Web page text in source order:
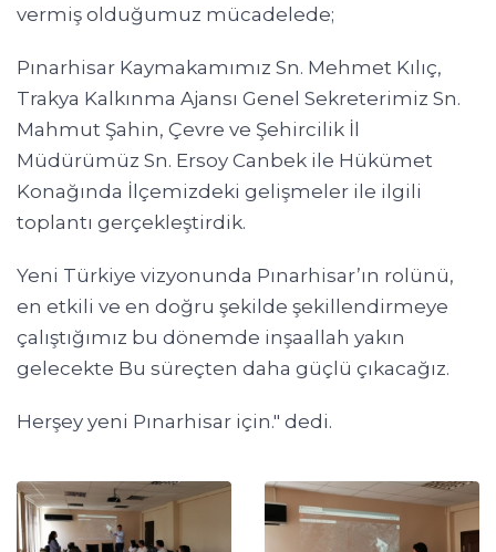
vermiş olduğumuz mücadelede;
Pınarhisar Kaymakamımız Sn. Mehmet Kılıç,
Trakya Kalkınma Ajansı Genel Sekreterimiz Sn.
Mahmut Şahin, Çevre ve Şehircilik İl
Müdürümüz Sn. Ersoy Canbek ile Hükümet
Konağında İlçemizdeki gelişmeler ile ilgili
toplantı gerçekleştirdik.
Yeni Türkiye vizyonunda Pınarhisar’ın rolünü,
en etkili ve en doğru şekilde şekillendirmeye
çalıştığımız bu dönemde inşaallah yakın
gelecekte Bu süreçten daha güçlü çıkacağız.
Herşey yeni Pınarhisar için." dedi.